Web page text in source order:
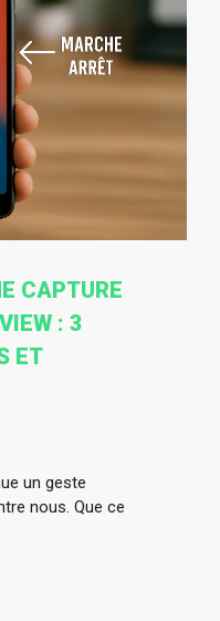
CAPTURE
: 3
ET
un geste
nous. Que ce